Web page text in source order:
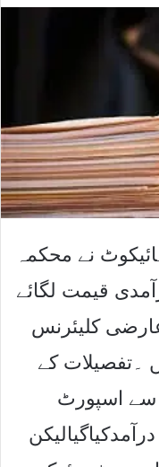
نے محکمہ
قیمت لگائے
کلیئرنس
۔تفصیلات کے
سے اسپورٹ